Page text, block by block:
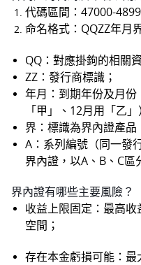
代碼區間：47000-
命名格式：QQZZ年月
QQ：對應掛鉤的相關
ZZ：發行商標識；
年月：到期年份及月
「甲」、12月用「乙」
界：標識為界內證產品
A：系列編號（同一發
界內證，以A、B、C區
界內證有哪些主要風險？
收益上限固定：最高
空間；
存在本金虧損可能：最